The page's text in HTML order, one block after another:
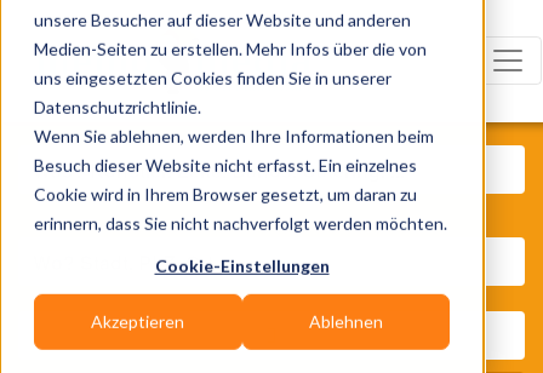
unsere Besucher auf dieser Website und anderen
Medien-Seiten zu erstellen. Mehr Infos über die von
uns eingesetzten Cookies finden Sie in unserer
Datenschutzrichtlinie.
Wenn Sie ablehnen, werden Ihre Informationen beim
Besuch dieser Website nicht erfasst. Ein einzelnes
Cookie wird in Ihrem Browser gesetzt, um daran zu
erinnern, dass Sie nicht nachverfolgt werden möchten.
Cookie-Einstellungen
Akzeptieren Ablehnen
Was? Künstler, Zelte, Bands,
Wo? Stadt, PLZ, Ort